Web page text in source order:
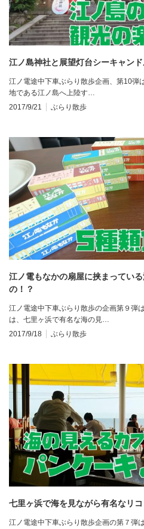
江ノ島神社と展望灯台シーキャン
江ノ電途中下車ぶらり散歩企画、第10弾
地である江ノ島へ上陸す…
2017/9/21
ぶらり散歩
江ノ電もなかの扇屋に挟まってい
の！？
江ノ電途中下車ぶらり散歩の企画第９弾
は、七里ヶ浜で有名な海の見…
2017/9/18
ぶらり散歩
七里ヶ浜で海を見ながら有名なリ
江ノ電途中下車ぶらり散歩企画の第７弾